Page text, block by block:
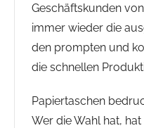
Geschäftskunden
immer wieder die
den prompten und
die schnellen
Papiertaschen
Wer die Wahl hat, hat